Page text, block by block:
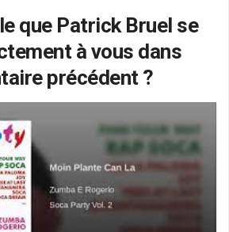
que Patrick Bruel se
à vous dans
précédent ?